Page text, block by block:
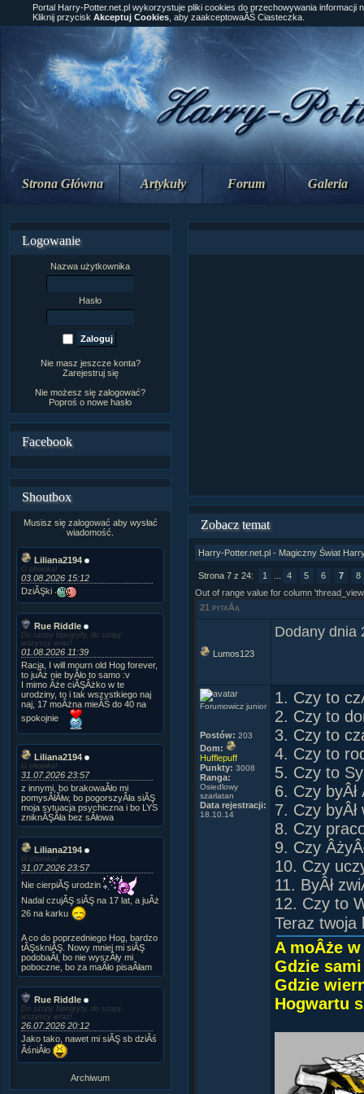
Strona Główna Artykuły Forum Galeria
Logowanie
Nazwa użytkownika
Hasło
Nie masz jeszcze konta?
Zarejestruj się
Nie możesz się zalogować?
Poproś o nowe hasło
Facebook
Shoutbox
Musisz się zalogować aby wysłać
wiadomość.
Liliana2194
O choinka!
03.08.2026 15:12
DziĂŞki
Rue Riddle
Do szopy hipogryfy, do szopy
wszyscy wraz!
01.08.2026 11:39
Racja, I will mourn old Hog forever,
to juÂż nie byÂło to samo :v
I mimo Âże ciĂŞÂżko w te
urodziny, to i tak wszystkiego naj
naj, 17 moÂżna mieĂŚ do 40 na
spokojnie
Liliana2194
O choinka!
31.07.2026 23:57
z innymi, bo brakowaÂło mi
pomysÂłĂłw, bo pogorszyÂła siĂŞ
moja sytuacja psychiczna i bo LYS
zniknĂŞÂła bez sÂłowa
Liliana2194
O choinka!
31.07.2026 23:57
Nie cierpiĂŞ urodzin
Nadal czujĂŞ siĂŞ na 17 lat, a juÂż
26 na karku
A co do poprzedniego Hog, bardzo
tĂŞskniĂŞ. Nowy mniej mi siĂŞ
podobaÂł, bo nie wyszÂły mi
poboczne, bo za maÂło pisaÂłam
Rue Riddle
Do szopy hipogryfy, do szopy
wszyscy wraz!
26.07.2026 20:12
Jako tako, nawet mi siĂŞ sb dziÂś
ÂśniÂło
Archiwum
Portal Harry-Potter.net.pl wykorzystuje pliki cookies do przechowywania informacji
Kliknij przycisk Akceptuj Cookies , aby zaakceptowaĂŚ Ciasteczka.
Zobacz temat
Harry-Potter.net.pl - Magiczny Świat
Strona 7 z 24: 1 4 5 6 7
8
Out of range value for column
21 pytaĂą
Lumos123
Dodany dnia
Forumowicz junior
Postów: 203
Dom:
Hufflepuff
Punkty: 3008
Ranga:
Osiedlowy
szarlatan
Data rejestracji:
18.10.14
1. Czy to
2. Czy to
3. Czy to
4. Czy to
5. Czy to
6. Czy
7. Czy
8. Czy
9. Czy
10. Czy
11. ByÂł
12. Czy to
Teraz twoja
A moÂże
Gdzie
Gdzie
Hogwartu